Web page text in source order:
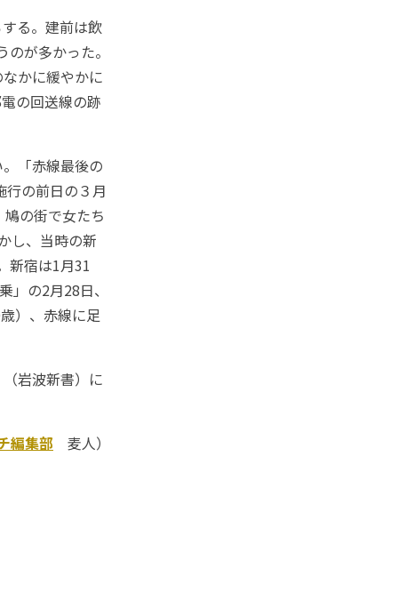
る。建前は飲
が多かった。
かに緩やかに
の回送線の跡
「赤線最後の
の前日の３月
の街で女たち
し、当時の新
新宿は1月31
」の2月28日、
）、赤線に足
岩波新書）に
編集部 麦人）